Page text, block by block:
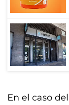
En el caso